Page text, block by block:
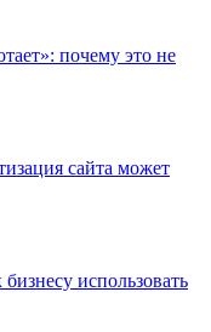
почему это не
сайта может
использовать